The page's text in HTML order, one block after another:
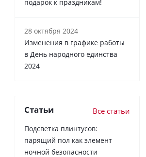
подарок к праздникам!
28 октября 2024
Изменения в графике работы
в День народного единства
2024
Статьи Все статьи
Подсветка плинтусов:
парящий пол как элемент
ночной безопасности